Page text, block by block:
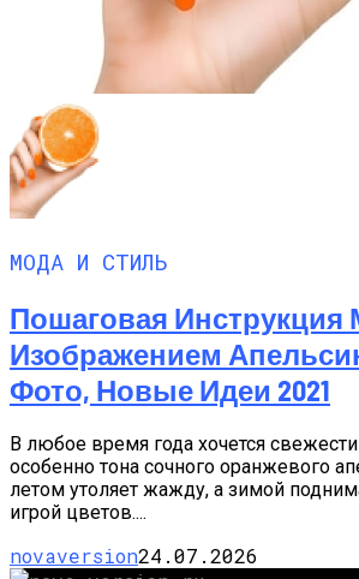
МОДА И СТИЛЬ
Пошаговая
Изображением
Фото, Новые Идеи 2021
В любое время года хочется
особенно тона сочного оранжевого
летом утоляет жажду, а зимой
игрой цветов....
novaversion24.07.2026